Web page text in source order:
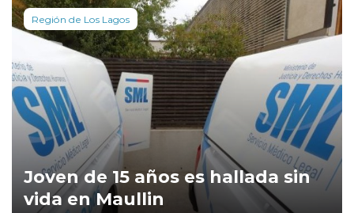
Región de Los Lagos
Joven de 15 años es hallada sin
vida en Maullin